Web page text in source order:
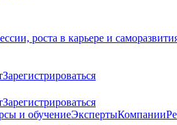
роста в карьере и
Зарегистрироваться
Зарегистрироваться
и обучениеЭкспертыКомпании